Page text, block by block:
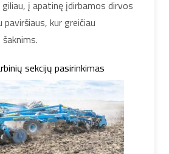
į apatinę įdirbamos dirvos
kur greičiau
sekcijų pasirinkimas